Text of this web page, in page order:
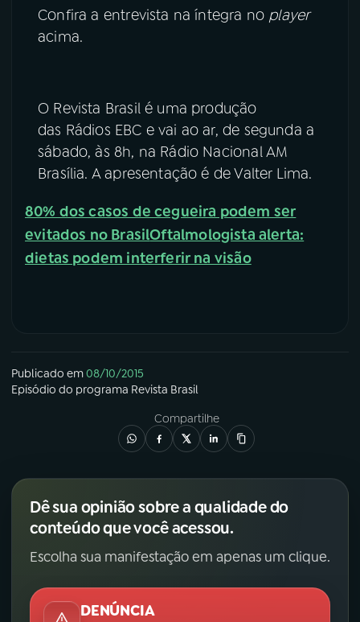
Confira a entrevista na íntegra no player
acima.
O Revista Brasil é uma produção
das Rádios EBC e vai ao ar, de segunda a
sábado, às 8h, na Rádio Nacional AM
Brasília. A apresentação é de Valter Lima.
80% dos casos de cegueira podem ser
evitados no BrasilOftalmologista alerta:
dietas podem interferir na visão
Publicado em08/10/2015
Episódio do programa Revista Brasil
Compartilhe
Dê sua opinião sobre a qualidade do
conteúdo que você acessou.
Escolha sua manifestação em apenas um clique.
DENÚNCIA